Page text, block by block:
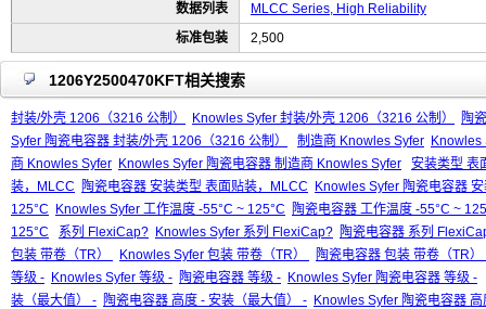
数据列表
MLCC Series, High Reliability
标准包装
2,500
1206Y2500470KFT相关搜索
封装/外壳 1206（3216 公制） Knowles Syfer 封装/外壳 1206（3216 公制）
陶
Syfer 陶瓷电容器 封装/外壳 1206（3216 公制）
制造商 Knowles Syfer Knowles
商 Knowles Syfer Knowles Syfer 陶瓷电容器 制造商 Knowles Syfer
安装类型 表
装，MLCC
陶瓷电容器 安装类型 表面贴装，MLCC
Knowles Syfer 陶瓷电容器
125°C
Knowles Syfer 工作温度 -55°C ~ 125°C
陶瓷电容器 工作温度 -55°C ~
125°C
系列 FlexiCap? Knowles Syfer 系列 FlexiCap? 陶瓷电容器 系列
包装 带卷（TR）
Knowles Syfer 包装 带卷（TR）
陶瓷电容器 包装 带卷（TR）
等级 - Knowles Syfer 等级 - 陶瓷电容器 等级 - Knowles Syfer 陶瓷电容器 等级 -
装（最大值） - 陶瓷电容器 高度 - 安装（最大值） - Knowles Syfer 陶瓷电容器